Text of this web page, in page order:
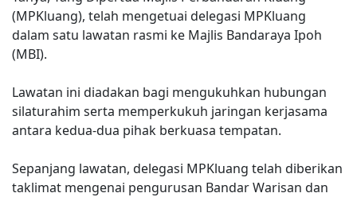
(MPKluang), telah mengetuai delegasi MPKluang
dalam satu lawatan rasmi ke Majlis Bandaraya Ipoh
(MBI).
Lawatan ini diadakan bagi mengukuhkan hubungan
silaturahim serta memperkukuh jaringan kerjasama
antara kedua-dua pihak berkuasa tempatan.
Sepanjang lawatan, delegasi MPKluang telah diberikan
taklimat mengenai pengurusan Bandar Warisan dan